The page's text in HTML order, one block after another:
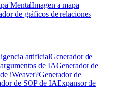
MentalImagen a mapa
de gráficos de relaciones
artificialGenerador de
de IAGenerador de
iWeaver?Generador de
de SOP de IAExpansor de